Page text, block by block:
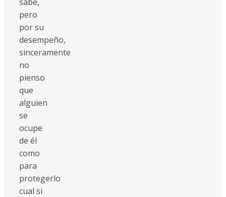
pero
por su
desempeño,
sinceramente
no
pienso
que
alguien
se
ocupe
de él
como
para
protegerlo
cual si